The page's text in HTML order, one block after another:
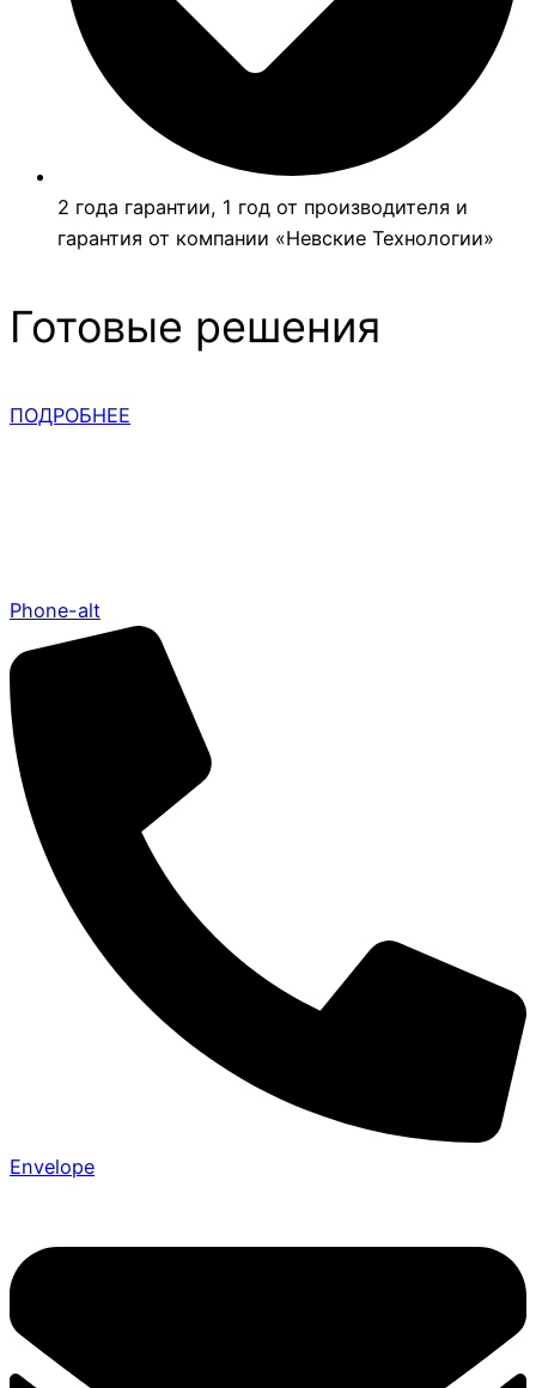
2 года гарантии, 1 год от производителя и
гарантия от компании «Невские Технологии»
Готовые решения
ПОДРОБНЕЕ
Phone-alt
Envelope